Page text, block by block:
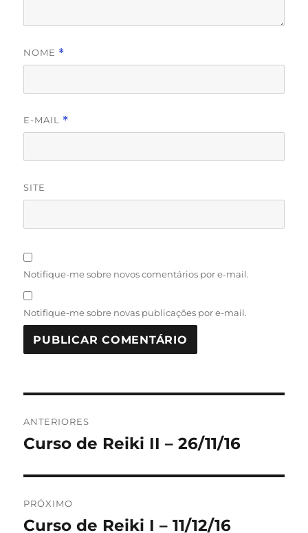
NOME *
E-MAIL *
SITE
Notifique-me sobre novos comentários por e-mail.
Notifique-me sobre novas publicações por e-mail.
de
ANTERIORES
Post
Curso de Reiki II – 26/11/16
PRÓXIMO
Próximo
Curso de Reiki I – 11/12/16